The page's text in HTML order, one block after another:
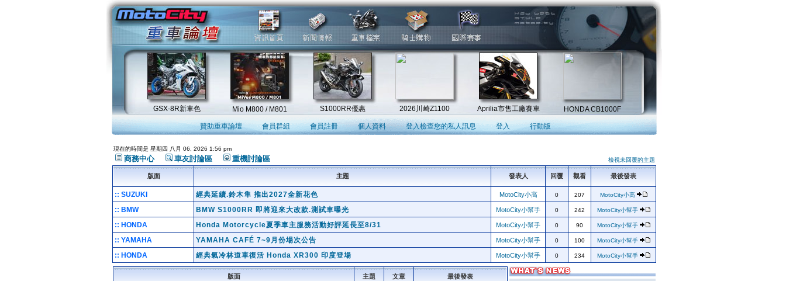
贊助重車論壇 會員群組 會員註冊 個人資料 登入檢查您的私人訊息 登入 行動版
現在的時間是 星期四 八月 06, 2026 1:56 pm
商務中心 車友討論區 重機討論區 檢視未回覆的主題
版面 主題 發表人 回覆 觀看 最後發表
:: SUZUKI 經典延續.鈴木隼 推出2027全新花色 MotoCity小高 0 207 MotoCity小高
:: BMW BMW S1000RR 即將迎來大改款.測試車曝光 MotoCity小幫手 0 242 MotoCity小幫手
:: HONDA Honda Motorcycle夏季車主服務活動好評延長至8/31 MotoCity小幫手 0 90 MotoCity小幫手
:: YAMAHA YAMAHA CAFÉ 7~9月份場次公告 MotoCity小幫手 0 100 MotoCity小幫手
:: HONDA 經典氣冷林道車復活 Honda XR300 印度登場 MotoCity小幫手 0 234 MotoCity小幫手
版面 主題 文章 最後發表